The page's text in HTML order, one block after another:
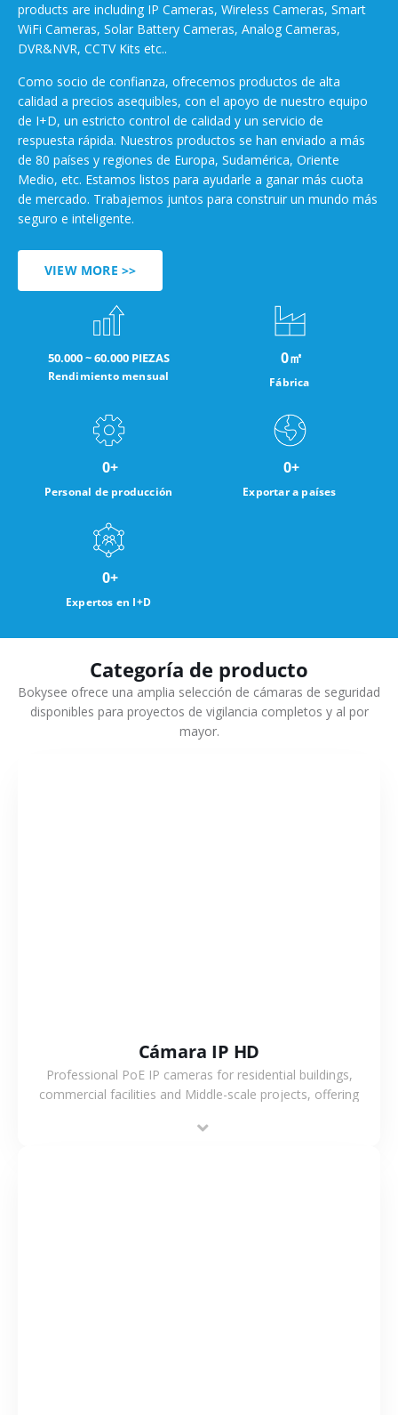
products are including IP Cameras, Wireless Cameras, Smart
WiFi Cameras, Solar Battery Cameras, Analog Cameras,
DVR&NVR, CCTV Kits etc..
Como socio de confianza, ofrecemos productos de alta
calidad a precios asequibles, con el apoyo de nuestro equipo
de I+D, un estricto control de calidad y un servicio de
respuesta rápida. Nuestros productos se han enviado a más
de 80 países y regiones de Europa, Sudamérica, Oriente
Medio, etc. Estamos listos para ayudarle a ganar más cuota
de mercado. Trabajemos juntos para construir un mundo más
seguro e inteligente.
VIEW MORE >>
50.000 ~ 60.000 PIEZAS
Rendimiento mensual Fábrica
0㎡
Personal de producción
0+
Exportar a países
0+
Expertos en I+D
0+
Categoría de producto
Bokysee ofrece una amplia selección de cámaras de seguridad
disponibles para proyectos de vigilancia completos y al por
mayor.
Cámara IP HD
Professional PoE IP cameras for residential buildings,
commercial facilities and Middle-scale projects, offering
support.